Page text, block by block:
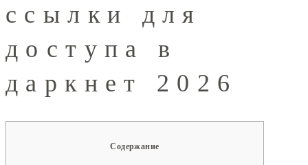
ссылки для
доступа в
даркнет 2026
Содержание